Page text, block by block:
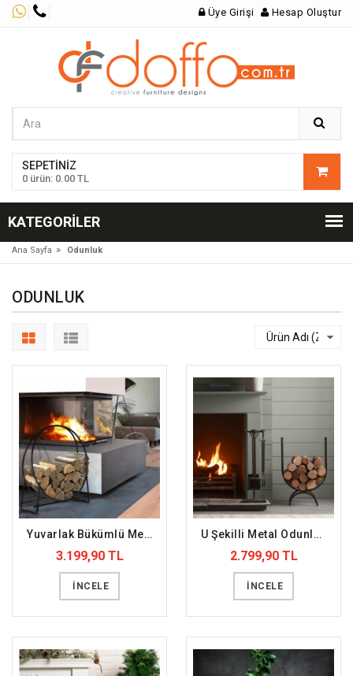
Üye Girişi Hesap Oluştur
SEPETINIZ
0 ürün: 0.00 TL
KATEGORILER
Ana Sayfa » Odunluk
ODUNLUK
Yuvarlak Bükümlü Metal Odunluk (DFFODN11)
3.199,90 TL
İNCELE
U Şekilli Metal Odunluk (DFFODN1)
2.799,90 TL
İNCELE